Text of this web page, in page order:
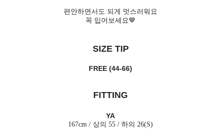
편안하면서도 되게 멋스러워요
꼭 입어보세요🤎
SIZE TIP
FREE (44-66)
FITTING
YA
167cm / 상의 55 / 하의 26(S)